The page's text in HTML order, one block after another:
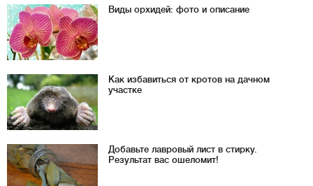
Виды орхидей: фото и описание
Как избавиться от кротов на дачном
участке
Добавьте лавровый лист в стирку.
Результат вас ошеломит!